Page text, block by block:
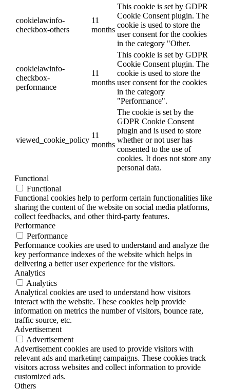
cookielawinfo-
checkbox-others
11
months
This cookie is set by GDPR
Cookie Consent plugin. The
cookie is used to store the
user consent for the cookies
in the category "Other.
cookielawinfo-
checkbox-
performance
11
months
This cookie is set by GDPR
Cookie Consent plugin. The
cookie is used to store the
user consent for the cookies
in the category
"Performance".
viewed_cookie_policy
11
months
The cookie is set by the
GDPR Cookie Consent
plugin and is used to store
whether or not user has
consented to the use of
cookies. It does not store any
personal data.
Functional
Functional
Functional cookies help to perform certain functionalities like
sharing the content of the website on social media platforms,
collect feedbacks, and other third-party features.
Performance
Performance
Performance cookies are used to understand and analyze the
key performance indexes of the website which helps in
delivering a better user experience for the visitors.
Analytics
Analytics
Analytical cookies are used to understand how visitors
interact with the website. These cookies help provide
information on metrics the number of visitors, bounce rate,
traffic source, etc.
Advertisement
Advertisement
Advertisement cookies are used to provide visitors with
relevant ads and marketing campaigns. These cookies track
visitors across websites and collect information to provide
customized ads.
Others